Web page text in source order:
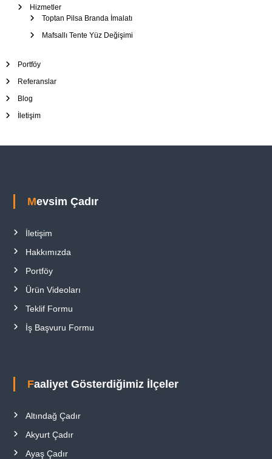
Hizmetler
Toptan Pilsa Branda İmalatı
Mafsallı Tente Yüz Değişimi
Portföy
Referanslar
Blog
İletişim
Mevsim Çadır
İletişim
Hakkımızda
Portföy
Ürün Videoları
Teklif Formu
İş Başvuru Formu
Faaliyet Gösterdiğimiz İlçeler
Altındağ Çadır
Akyurt Çadır
Ayaş Çadır